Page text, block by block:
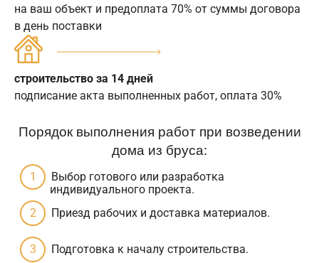
на ваш объект и предоплата 70% от суммы договора
в день поставки
строительство за 14 дней
подписание акта выполненных работ, оплата 30%
Порядок выполнения работ при возведении
дома из бруса:
Выбор готового или разработка
индивидуального проекта.
Приезд рабочих и доставка материалов.
Подготовка к началу строительства.